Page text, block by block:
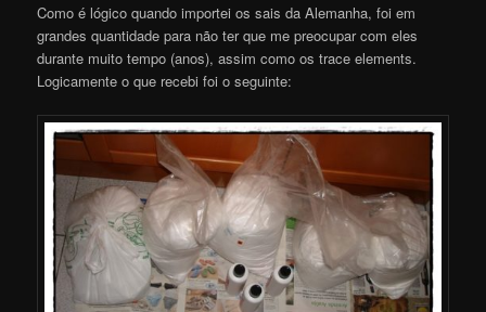
Como é lógico quando importei os sais da Alemanha, foi em
grandes quantidade para não ter que me preocupar com eles
durante muito tempo (anos), assim como os trace elements.
Logicamente o que recebi foi o seguinte: